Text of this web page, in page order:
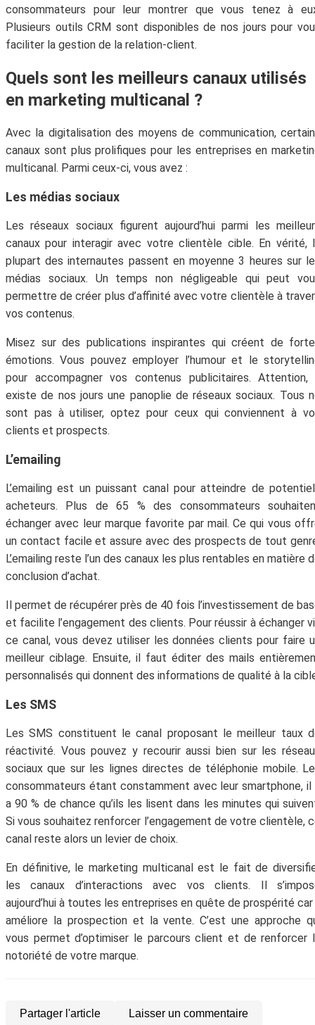
consommateurs pour leur montrer que vous tenez à
Plusieurs outils CRM sont disponibles de nos jours pour
faciliter la gestion de la relation-client.
Quels sont les meilleurs canaux utilisés
en marketing multicanal ?
Avec la digitalisation des moyens de communication,
canaux sont plus prolifiques pour les entreprises en
multicanal. Parmi ceux-ci, vous avez :
Les médias sociaux
Les réseaux sociaux figurent aujourd’hui parmi les
canaux pour interagir avec votre clientèle cible. En vérité,
plupart des internautes passent en moyenne 3 heures sur
médias sociaux. Un temps non négligeable qui peut
permettre de créer plus d’affinité avec votre clientèle à
vos contenus.
Misez sur des publications inspirantes qui créent de
émotions. Vous pouvez employer l’humour et le
pour accompagner vos contenus publicitaires. Attention,
existe de nos jours une panoplie de réseaux sociaux. Tous
sont pas à utiliser, optez pour ceux qui conviennent à
clients et prospects.
L’emailing
L’emailing est un puissant canal pour atteindre de
acheteurs. Plus de 65 % des consommateurs
échanger avec leur marque favorite par mail. Ce qui vous
un contact facile et assure avec des prospects de tout
L’emailing reste l’un des canaux les plus rentables en matière
conclusion d’achat.
Il permet de récupérer près de 40 fois l’investissement de
et facilite l’engagement des clients. Pour réussir à échanger
ce canal, vous devez utiliser les données clients pour faire
meilleur ciblage. Ensuite, il faut éditer des mails
personnalisés qui donnent des informations de qualité à la
Les SMS
Les SMS constituent le canal proposant le meilleur taux
réactivité. Vous pouvez y recourir aussi bien sur les
sociaux que sur les lignes directes de téléphonie mobile.
consommateurs étant constamment avec leur smartphone, il
a 90 % de chance qu’ils les lisent dans les minutes qui
Si vous souhaitez renforcer l’engagement de votre clientèle,
canal reste alors un levier de choix.
En définitive, le marketing multicanal est le fait de
les canaux d’interactions avec vos clients. Il
aujourd’hui à toutes les entreprises en quête de prospérité car
améliore la prospection et la vente. C’est une approche
vous permet d’optimiser le parcours client et de renforcer
notoriété de votre marque.
Partager l'article Laisser un commentaire